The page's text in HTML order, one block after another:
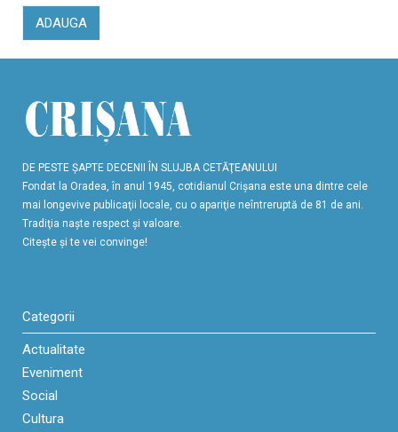
ADAUGA
DE PESTE ŞAPTE DECENII ÎN SLUJBA CETĂŢEANULUI
Fondat la Oradea, în anul 1945, cotidianul Crişana este una dintre cele
mai longevive publicaţii locale, cu o apariţie neîntreruptă de 81 de ani.
Tradiţia naşte respect şi valoare.
Citeşte şi te vei convinge!
Categorii
Actualitate
Eveniment
Social
Cultura